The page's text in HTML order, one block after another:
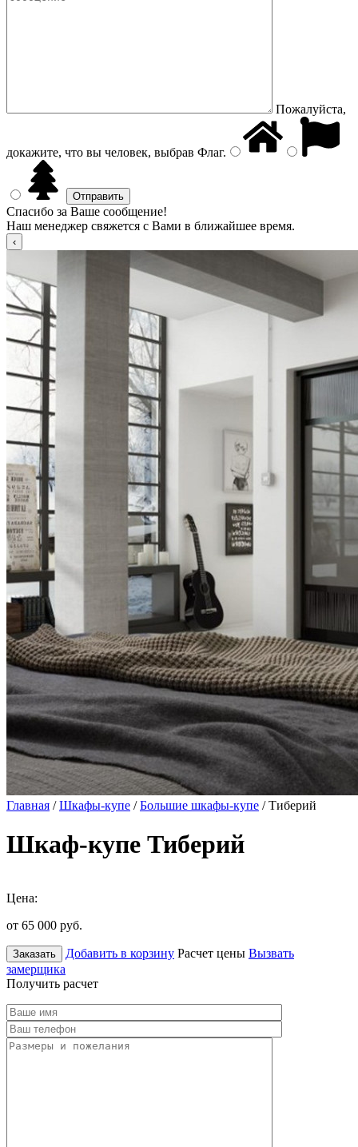
Пожалуйста,
докажите, что вы человек, выбрав Флаг.
Спасибо за Ваше сообщение!
Наш менеджер свяжется с Вами в ближайшее время.
Главная /Шкафы-купе /Большие шкафы-купе / Тиберий
Шкаф-купе Тиберий
Цена:
от 65 000 руб.
Заказать Добавить в корзину Расчет цены Вызвать
замерщика
Получить расчет